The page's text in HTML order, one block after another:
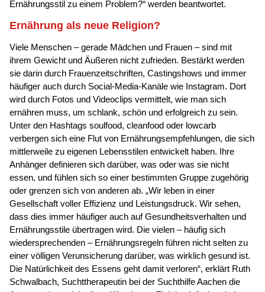
Ernährungsstil zu einem Problem?“ werden beantwortet.
Ernährung als neue Religion?
Viele Menschen – gerade Mädchen und Frauen – sind mit
ihrem Gewicht und Äußeren nicht zufrieden. Bestärkt werden
sie darin durch Frauenzeitschriften, Castingshows und immer
häufiger auch durch Social-Media-Kanäle wie Instagram. Dort
wird durch Fotos und Videoclips vermittelt, wie man sich
ernähren muss, um schlank, schön und erfolgreich zu sein.
Unter den Hashtags soulfood, cleanfood oder lowcarb
verbergen sich eine Flut von Ernährungsempfehlungen, die sich
mittlerweile zu eigenen Lebensstilen entwickelt haben. Ihre
Anhänger definieren sich darüber, was oder was sie nicht
essen, und fühlen sich so einer bestimmten Gruppe zugehörig
oder grenzen sich von anderen ab. „Wir leben in einer
Gesellschaft voller Effizienz und Leistungsdruck. Wir sehen,
dass dies immer häufiger auch auf Gesundheitsverhalten und
Ernährungsstile übertragen wird. Die vielen – häufig sich
wiedersprechenden – Ernährungsregeln führen nicht selten zu
einer völligen Verunsicherung darüber, was wirklich gesund ist.
Die Natürlichkeit des Essens geht damit verloren“, erklärt Ruth
Schwalbach, Suchttherapeutin bei der Suchthilfe Aachen die